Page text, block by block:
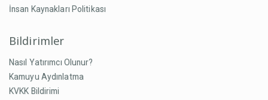
İnsan Kaynakları Politikası
Bildirimler
Nasıl Yatırımcı Olunur?
Kamuyu Aydınlatma
KVKK Bildirimi